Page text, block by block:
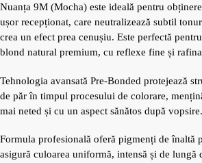
Nuanța 9M (Mocha) este ideală pentru
ușor recepționat, care neutralizează subtil
crea un efect prea cenușiu. Este perfectă
blond natural premium, cu reflexe fine și
Tehnologia avansată Pre-Bonded protejează
de păr în timpul procesului de colorare,
mai neted și cu un aspect sănătos după vopsire.
Formula profesională oferă pigmenți de înaltă
asigură culoarea uniformă, intensă și de lungă